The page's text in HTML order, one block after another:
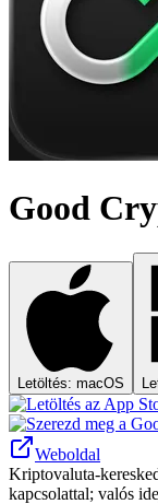
Good
Letöltés: macOS
Weboldal
Kriptovaluta-
kapcsolattal; valós